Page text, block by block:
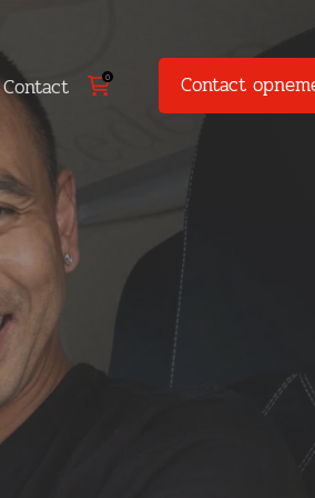
Contact 0 Contact